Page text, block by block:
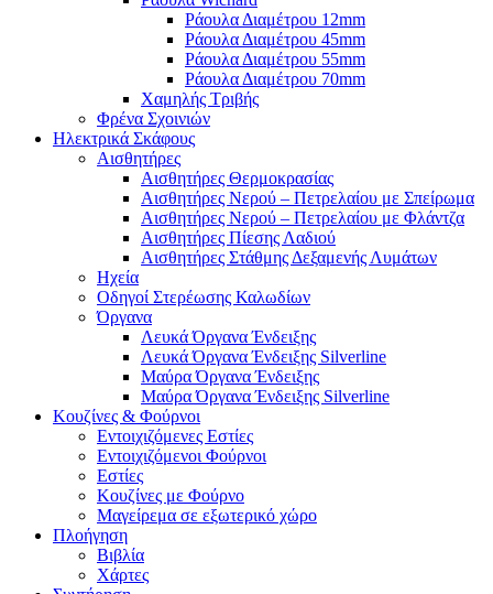
Ράουλα Διαμέτρου 12mm
Ράουλα Διαμέτρου 45mm
Ράουλα Διαμέτρου 55mm
Ράουλα Διαμέτρου 70mm
Χαμηλής Τριβής
Φρένα Σχοινιών
Ηλεκτρικά Σκάφους
Αισθητήρες
Αισθητήρες Θερμοκρασίας
Αισθητήρες Νερού – Πετρελαίου με Σπείρωμα
Αισθητήρες Νερού – Πετρελαίου με Φλάντζα
Αισθητήρες Πίεσης Λαδιού
Αισθητήρες Στάθμης Δεξαμενής Λυμάτων
Ηχεία
Οδηγοί Στερέωσης Καλωδίων
Όργανα
Λευκά Όργανα Ένδειξης
Λευκά Όργανα Ένδειξης Silverline
Μαύρα Όργανα Ένδειξης
Μαύρα Όργανα Ένδειξης Silverline
Κουζίνες & Φούρνοι
Εντοιχιζόμενες Εστίες
Εντοιχιζόμενοι Φούρνοι
Εστίες
Κουζίνες με Φούρνο
Μαγείρεμα σε εξωτερικό χώρο
Πλοήγηση
Βιβλία
Χάρτες